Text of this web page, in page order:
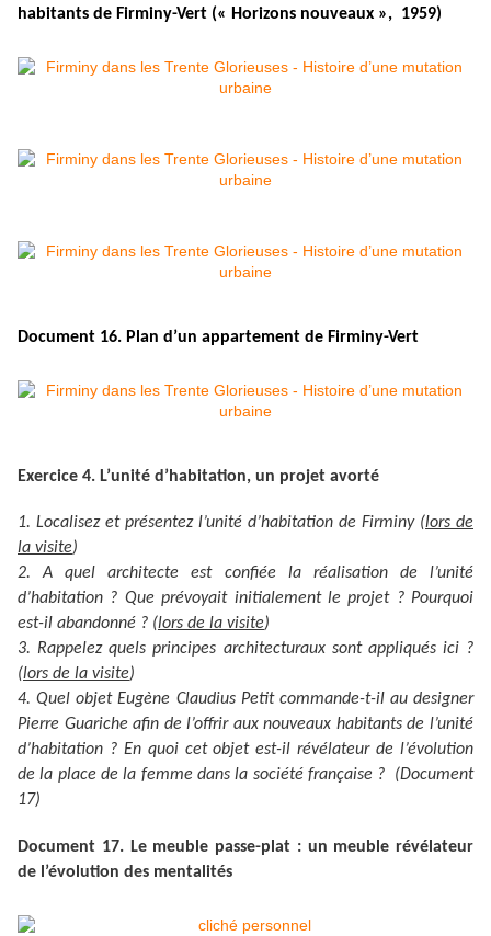
habitants de Firminy-Vert (« Horizons nouveaux », 1959)
Document 16. Plan d’un appartement de Firminy-Vert
Exercice 4. L’unité d’habitation, un projet avorté
1. Localisez et présentez l’unité d’habitation de Firminy (lors de
la visite)
2. A quel architecte est confiée la réalisation de l’unité
d’habitation ? Que prévoyait initialement le projet ? Pourquoi
est-il abandonné ? (lors de la visite)
3. Rappelez quels principes architecturaux sont appliqués ici ?
(lors de la visite)
4. Quel objet Eugène Claudius Petit commande-t-il au designer
Pierre Guariche afin de l’offrir aux nouveaux habitants de l’unité
d’habitation ? En quoi cet objet est-il révélateur de l’évolution
de la place de la femme dans la société française ? (Document
17)
Document 17. Le meuble passe-plat : un meuble révélateur
de l’évolution des mentalités